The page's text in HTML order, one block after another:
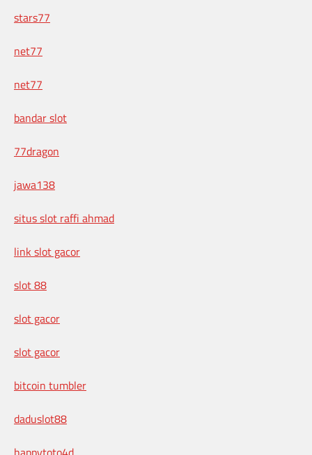
stars77
net77
net77
bandar slot
77dragon
jawa138
situs slot raffi ahmad
link slot gacor
slot 88
slot gacor
slot gacor
bitcoin tumbler
daduslot88